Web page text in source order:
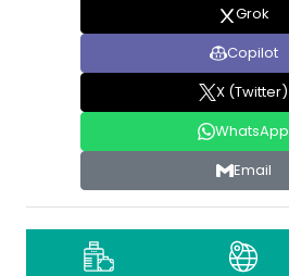
Grok
Copilot
X (Twitter)
WhatsApp
Email